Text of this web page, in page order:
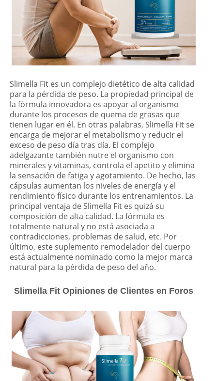
Slimella Fit es un complejo dietético de alta calidad
para la pérdida de peso. La propiedad principal de
la fórmula innovadora es apoyar al organismo
durante los procesos de quema de grasas que
tienen lugar en él. En otras palabras, Slimella Fit se
encarga de mejorar el metabolismo y reducir el
exceso de peso día tras día. El complejo
adelgazante también nutre el organismo con
minerales y vitaminas, controla el apetito y elimina
la sensación de fatiga y agotamiento. De hecho, las
cápsulas aumentan los niveles de energía y el
rendimiento físico durante los entrenamientos. La
principal ventaja de Slimella Fit es quizá su
composición de alta calidad. La fórmula es
totalmente natural y no está asociada a
contradicciones, problemas de salud, etc. Por
último, este suplemento remodelador del cuerpo
está actualmente nominado como la mejor marca
natural para la pérdida de peso del año.
Slimella Fit Opiniones de Clientes en Foros